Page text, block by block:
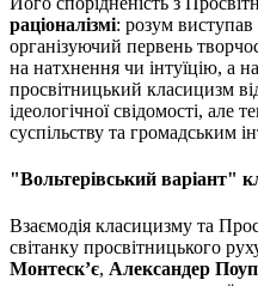
раціоналізмі: розум виступав
організуючий первень
на натхнення чи інтуїцію, а
просвітницький класицизм
ідеологічної свідомості, але
суспільству та громадським
"Вольтерівський варіант"
Взаємодія класицизму та
світанку просвітницького
Монтеск’є, Александер Поуп